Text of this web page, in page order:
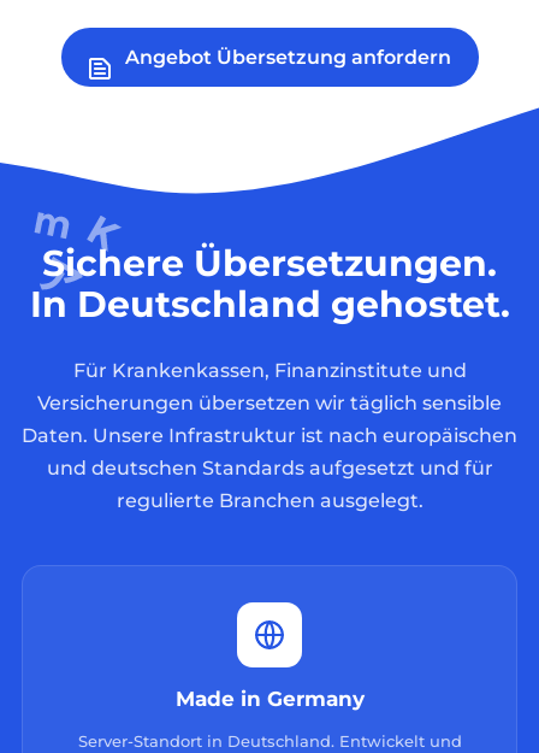
Angebot Übersetzung anfordern
Sichere Übersetzungen.
In Deutschland gehostet.
Für Krankenkassen, Finanzinstitute und
Versicherungen übersetzen wir täglich sensible
Daten. Unsere Infrastruktur ist nach europäischen
und deutschen Standards aufgesetzt und für
regulierte Branchen ausgelegt.
Made in Germany
Server-Standort in Deutschland. Entwickelt und